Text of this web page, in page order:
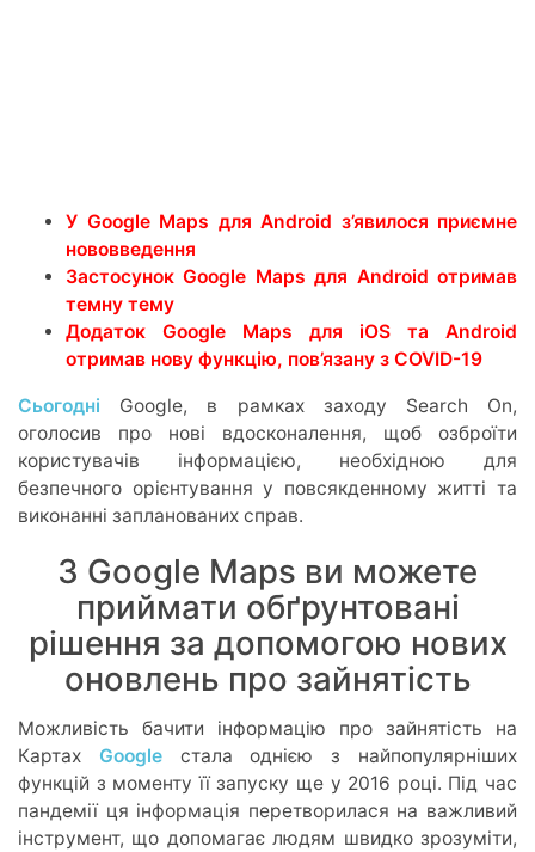
У Google Maps для Android з’явилося приємне
нововведення
Застосунок Google Maps для Android отримав
темну тему
Додаток Google Maps для iOS та Android
отримав нову функцію, пов’язану з COVID-19
Сьогодні Google, в рамках заходу Search On,
оголосив про нові вдосконалення, щоб озброїти
користувачів інформацією, необхідною для
безпечного орієнтування у повсякденному житті та
виконанні запланованих справ.
З Google Maps ви можете
приймати обґрунтовані
рішення за допомогою нових
оновлень про зайнятість
Можливість бачити інформацію про зайнятість на
Картах Googleстала однією з найпопулярніших
функцій з моменту її запуску ще у 2016 році. Під час
пандемії ця інформація перетворилася на важливий
інструмент, що допомагає людям швидко зрозуміти,